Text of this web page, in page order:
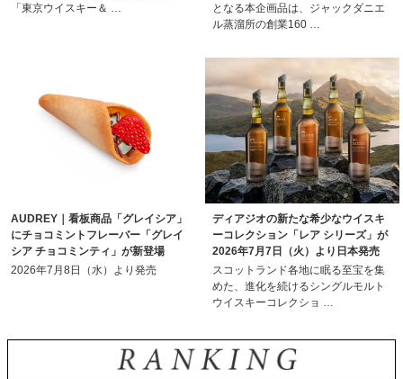
「東京ウイスキー＆ …
となる本企画品は、ジャックダニエ
ル蒸溜所の創業160 …
AUDREY｜看板商品「グレイシア」
にチョコミントフレーバー「グレイ
シア チョコミンティ」が新登場
2026年7月8日（水）より発売
ディアジオの新たな希少なウイスキ
ーコレクション「レア シリーズ」が
2026年7月7日（火）より日本発売
スコットランド各地に眠る至宝を集
めた、進化を続けるシングルモルト
ウイスキーコレクショ …